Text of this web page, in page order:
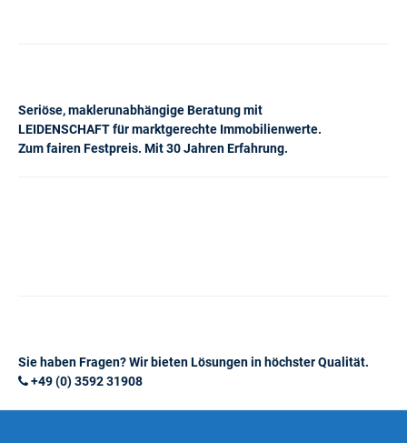
Seriöse, maklerunabhängige Beratung mit
LEIDENSCHAFT für marktgerechte Immobilienwerte.
Zum fairen Festpreis. Mit 30 Jahren Erfahrung.
Sie haben Fragen? Wir bieten Lösungen in höchster Qualität.
+49 (0) 3592 31908